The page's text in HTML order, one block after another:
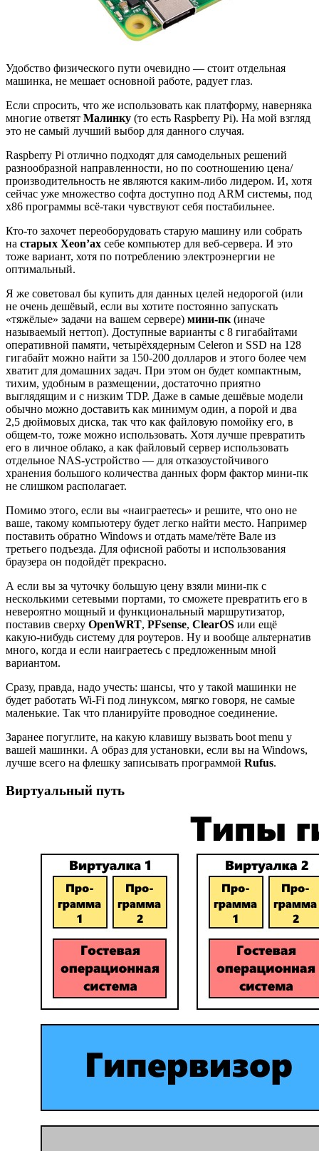
Удобство физического пути очевидно — стоит отдельная
машинка, не мешает основной работе, радует глаз.
Если спросить, что же использовать как платформу, наверняка
многие ответят Малинку (то есть Raspberry Pi). На мой взгляд
это не самый лучший выбор для данного случая.
Raspberry Pi отлично подходят для самодельных решений
разнообразной направленности, но по соотношению цена/
производительность не являются каким-либо лидером. И, хотя
сейчас уже множество софта доступно под ARM системы, под
x86 программы всё-таки чувствуют себя постабильнее.
Кто-то захочет переоборудовать старую машину или собрать
на старых Xeon’ах себе компьютер для веб-сервера. И это
тоже вариант, хотя по потреблению электроэнергии не
оптимальный.
Я же советовал бы купить для данных целей недорогой (или
не очень дешёвый, если вы хотите постоянно запускать
«тяжёлые» задачи на вашем сервере) мини-пк (иначе
называемый неттоп). Доступные варианты с 8 гигабайтами
оперативной памяти, четырёхядерным Celeron и SSD на 128
гигабайт можно найти за 150-200 долларов и этого более чем
хватит для домашних задач. При этом он будет компактным,
тихим, удобным в размещении, достаточно приятно
выглядящим и с низким TDP. Даже в самые дешёвые модели
обычно можно доставить как минимум один, а порой и два
2,5 дюймовых диска, так что как файловую помойку его, в
общем-то, тоже можно использовать. Хотя лучше превратить
его в личное облако, а как файловый сервер использовать
отдельное NAS-устройство — для отказоустойчивого
хранения большого количества данных форм фактор мини-пк
не слишком располагает.
Помимо этого, если вы «наиграетесь» и решите, что оно не
ваше, такому компьютеру будет легко найти место. Например
поставить обратно Windows и отдать маме/тёте Вале из
третьего подъезда. Для офисной работы и использования
браузера он подойдёт прекрасно.
А если вы за чуточку большую цену взяли мини-пк с
несколькими сетевыми портами, то сможете превратить его в
невероятно мощный и функциональный маршрутизатор,
поставив сверху OpenWRT, PFsense, ClearOS или ещё
какую-нибудь систему для роутеров. Ну и вообще альтернатив
много, когда и если наиграетесь с предложенным мной
вариантом.
Сразу, правда, надо учесть: шансы, что у такой машинки не
будет работать Wi-Fi под линуксом, мягко говоря, не самые
маленькие. Так что планируйте проводное соединение.
Заранее погуглите, на какую клавишу вызвать boot menu у
вашей машинки. А образ для установки, если вы на Windows,
лучше всего на флешку записывать программой Rufus.
Виртуальный путь